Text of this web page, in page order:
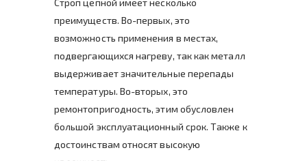
Строп цепной имеет несколько
преимуществ. Во-первых, это
возможность применения в местах,
подвергающихся нагреву, так как металл
выдерживает значительные перепады
температуры. Во-вторых, это
ремонтопригодность, этим обусловлен
большой эксплуатационный срок. Также к
достоинствам относят высокую